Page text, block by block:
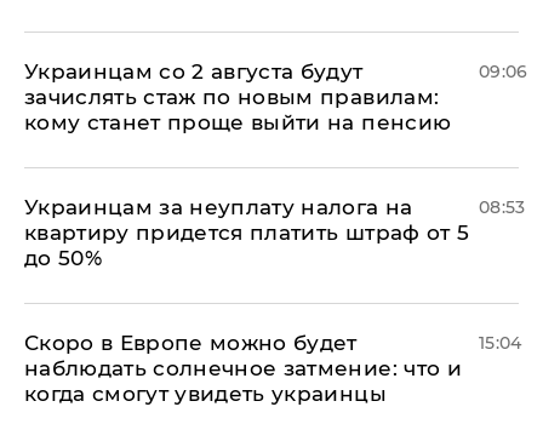
Украинцам со 2 августа будут
зачислять стаж по новым правилам:
кому станет проще выйти на пенсию
09:06
Украинцам за неуплату налога на
квартиру придется платить штраф от 5
до 50%
08:53
Скоро в Европе можно будет
наблюдать солнечное затмение: что и
когда смогут увидеть украинцы
15:04